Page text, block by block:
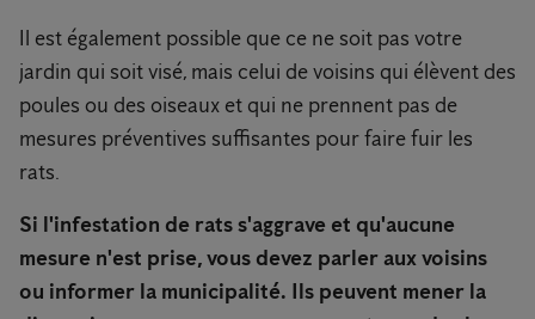
Il est également possible que ce ne soit pas votre
jardin qui soit visé, mais celui de voisins qui élèvent des
poules ou des oiseaux et qui ne prennent pas de
mesures préventives suffisantes pour faire fuir les
rats.
Si l'infestation de rats s'aggrave et qu'aucune
mesure n'est prise, vous devez parler aux voisins
ou informer la municipalité. Ils peuvent mener la